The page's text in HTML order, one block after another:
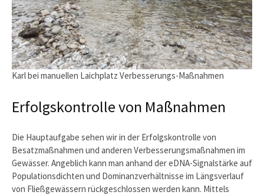
Karl bei manuellen Laichplatz Verbesserungs-Maßnahmen
Erfolgskontrolle von Maßnahmen
Die Hauptaufgabe sehen wir in der Erfolgskontrolle von
Besatzmaßnahmen und anderen Verbesserungsmaßnahmen im
Gewässer. Angeblich kann man anhand der eDNA-Signalstärke auf
Populationsdichten und Dominanzverhältnisse im Längsverlauf
von Fließgewässern rückgeschlossen werden kann. Mittels